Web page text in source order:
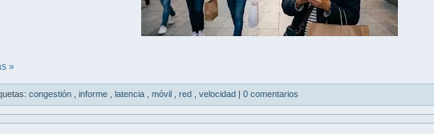
»
congestión informe latencia móvil red velocidad | 0 comentarios